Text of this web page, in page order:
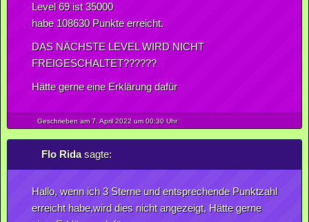
Level 69 ist 35000
habe 108630 Punkte erreicht.
DAS NÄCHSTE LEVEL WIRD NICHT
FREIGESCHALTET??????
Hätte gerne eine Erklärung dafür
Geschrieben am 7. April2022um 00:30 Uhr
Flo Ridasagte:
Hallo, wenn ich 3 Sterne und entsprechende Punktzahl
erreicht habe,wird dies nicht angezeigt, Hätte gerne